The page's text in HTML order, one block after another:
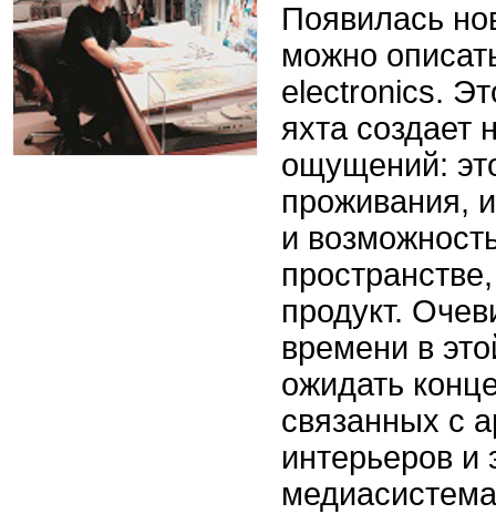
Появилась
можно
electronics.
яхта создает
ощущений:
проживания,
и
продукт.
времени в
ожидать
связанных с
интерьеров и